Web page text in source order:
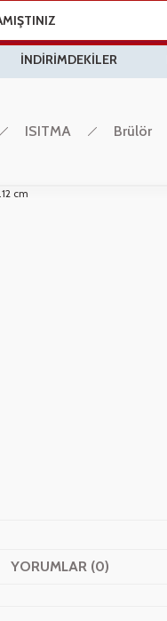
İNDİRİMDEKİLER
ISITMA Brülör
YORUMLAR (0)